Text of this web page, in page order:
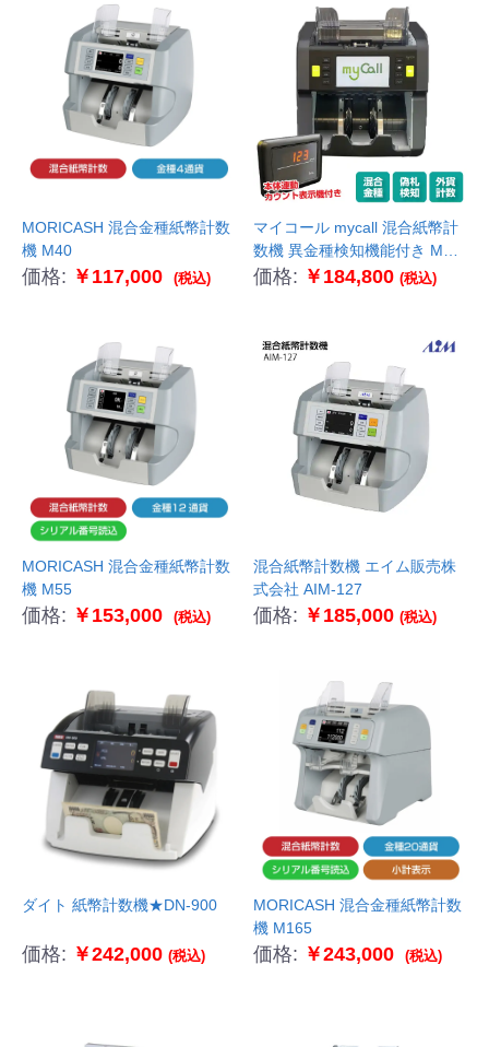
MORICASH 混合金種紙幣計数
機 M40
価格: ￥117,000 (税込)
マイコール mycall 混合紙幣計
数機 異金種検知機能付き MYc-
7
価格: ￥184,800 (税込)
MORICASH 混合金種紙幣計数
機 M55
価格: ￥153,000 (税込)
混合紙幣計数機 エイム販売株
式会社 AIM-127
価格: ￥185,000 (税込)
ダイト 紙幣計数機★DN-900
価格: ￥242,000 (税込)
MORICASH 混合金種紙幣計数
機 M165
価格: ￥243,000 (税込)